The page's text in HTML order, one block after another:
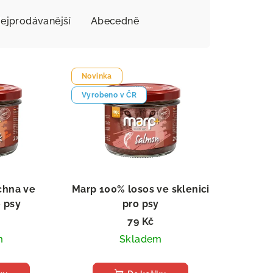
Abecedně
ve
psy
Novinka
Vyrobeno v ČR
Marp 100% losos ve sklenici
pro psy
79 Kč
Skladem